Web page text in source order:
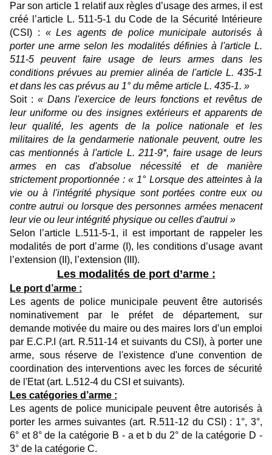
Par son article 1 relatif aux règles d’usage des armes, il est
créé l’article L. 511-5-1 du Code de la Sécurité Intérieure
(CSI) : « Les agents de police municipale autorisés à
porter une arme selon les modalités définies à l'article L.
511-5 peuvent faire usage de leurs armes dans les
conditions prévues au premier alinéa de l'article L. 435-1
et dans les cas prévus au 1° du même article L. 435-1. »
Soit : « Dans l'exercice de leurs fonctions et revêtus de
leur uniforme ou des insignes extérieurs et apparents de
leur qualité, les agents de la police nationale et les
militaires de la gendarmerie nationale peuvent, outre les
cas mentionnés à l'article L. 211-9*, faire usage de leurs
armes en cas d'absolue nécessité et de manière
strictement proportionnée : « 1° Lorsque des atteintes à la
vie ou à l'intégrité physique sont portées contre eux ou
contre autrui ou lorsque des personnes armées menacent
leur vie ou leur intégrité physique ou celles d'autrui »
Selon l’article L.511-5-1, il est important de rappeler les
modalités de port d’arme (I), les conditions d’usage avant
l’extension (II), l’extension (III).
Les modalités de port d’arme :
Le port d’arme :
Les agents de police municipale peuvent être autorisés
nominativement par le préfet de département, sur
demande motivée du maire ou des maires lors d’un emploi
par E.C.P.I (art. R.511-14 et suivants du CSI), à porter une
arme, sous réserve de l'existence d'une convention de
coordination des interventions avec les forces de sécurité
de l'Etat (art. L.512-4 du CSI et suivants).
Les catégories d’arme :
Les agents de police municipale peuvent être autorisés à
porter les armes suivantes (art. R.511-12 du CSI) : 1°, 3°,
6° et 8° de la catégorie B - a et b du 2° de la catégorie D -
3° de la catégorie C.